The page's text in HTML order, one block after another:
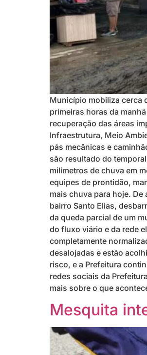
Município mobiliza cerca
primeiras horas da
recuperação das áreas
Infraestrutura, Meio
pás mecânicas e
são resultado do
milímetros de chuva em
equipes de prontidão,
mais chuva para hoje.
bairro Santo Elias,
da queda parcial de um
do fluxo viário e da rede
completamente
desalojadas e estão
risco, e a Prefeitura
redes sociais da
mais sobre o que
Mesquita